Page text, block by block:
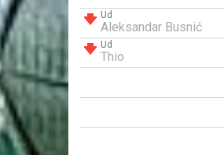
Ud
Aleksandar Busnić
Ud
Thio